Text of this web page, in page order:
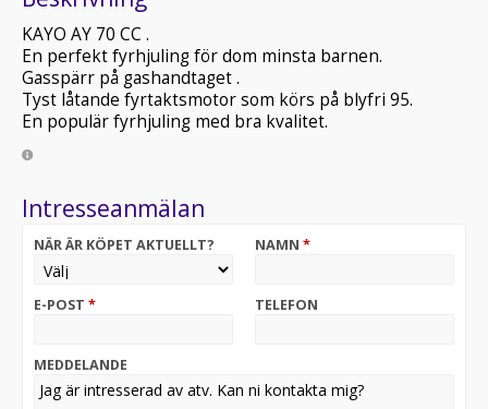
KAYO AY 70 CC .
En perfekt fyrhjuling för dom minsta barnen.
Gasspärr på gashandtaget .
Tyst låtande fyrtaktsmotor som körs på blyfri 95.
En populär fyrhjuling med bra kvalitet.
Intresseanmälan
NÄR ÄR KÖPET AKTUELLT? NAMN *
E-POST * TELEFON
MEDDELANDE